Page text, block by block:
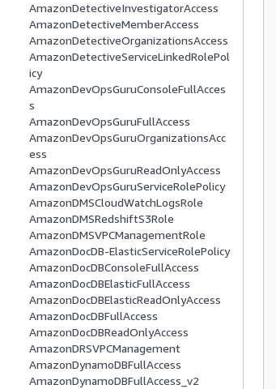
AmazonDetectiveInvestigatorAccess
AmazonDetectiveMemberAccess
AmazonDetectiveOrganizationsAccess
AmazonDetectiveServiceLinkedRolePol
icy
AmazonDevOpsGuruConsoleFullAcces
s
AmazonDevOpsGuruFullAccess
AmazonDevOpsGuruOrganizationsAcc
ess
AmazonDevOpsGuruReadOnlyAccess
AmazonDevOpsGuruServiceRolePolicy
AmazonDMSCloudWatchLogsRole
AmazonDMSRedshiftS3Role
AmazonDMSVPCManagementRole
AmazonDocDB-ElasticServiceRolePolicy
AmazonDocDBConsoleFullAccess
AmazonDocDBElasticFullAccess
AmazonDocDBElasticReadOnlyAccess
AmazonDocDBFullAccess
AmazonDocDBReadOnlyAccess
AmazonDRSVPCManagement
AmazonDynamoDBFullAccess
AmazonDynamoDBFullAccess_v2